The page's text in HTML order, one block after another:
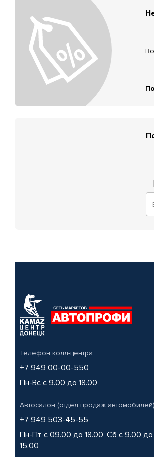
Телефон колл-центра
+7 949 00-00-550
Пн-Вс с 9.00 до 18.00
Автосалон (отдел продаж автомобилей)
+7 949 503-45-55
Пн-Пт с 09.00 до 18.00, Сб с 9.00 до
15.00